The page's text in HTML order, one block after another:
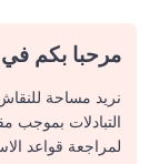
مرحبا بكم في
نريد مساحة
التبادلات بموجب
لمراجعة قواعد